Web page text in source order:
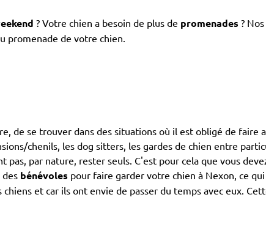
? Votre chien a besoin de plus de promenades ?
promenade de votre chien.
de se trouver dans des situations où il est obligé de
chenils, les dog sitters, les gardes de chien entre
pas, par nature, rester seuls. C'est pour cela que vous
bénévoles pour faire garder votre chien à Nexon, ce
et car ils ont envie de passer du temps avec eux.